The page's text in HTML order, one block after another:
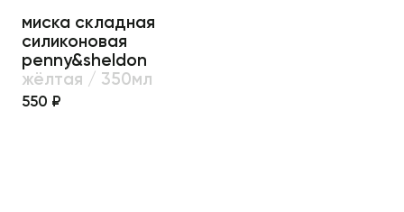
миска складная
силиконовая
penny&sheldon
жёлтая / 350мл
550 ₽